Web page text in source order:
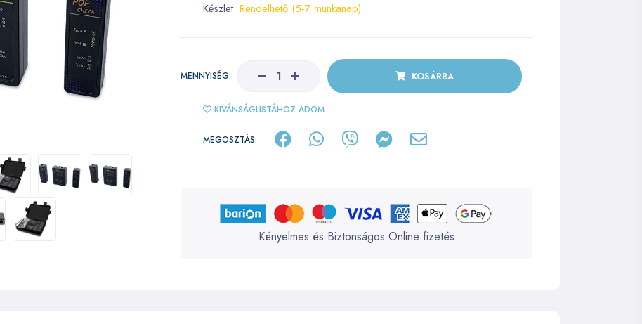
Készlet: Rendelhető (5-7 munkanap)
MENNYISÉG: KOSÁRBA
KIVÁNSÁGLISTÁHOZ ADOM
MEGOSZTÁS:
Kényelmes és Biztonságos Online fizetés